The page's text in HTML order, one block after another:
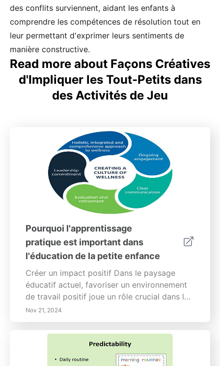
des conflits surviennent, aidant les enfants à
comprendre les compétences de résolution tout en
leur permettant d'exprimer leurs sentiments de
manière constructive.
Read more about Façons Créatives
d'Impliquer les Tout-Petits dans
des Activités de Jeu
Pourquoi l'apprentissage
pratique est important dans
l'éducation de la petite enfance
Créer un impact positif Dans le paysage
éducatif actuel, favoriser un environnement
de travail positif joue un rôle crucial dans le
bien-être des éducateurs et l'expérience
d'apprentissage des enfants. Notre guide
complet met l'accent sur des éléments clés
tels que la promotion de la collaboration,
l'investissement dans le développement
Nov 21, 2024